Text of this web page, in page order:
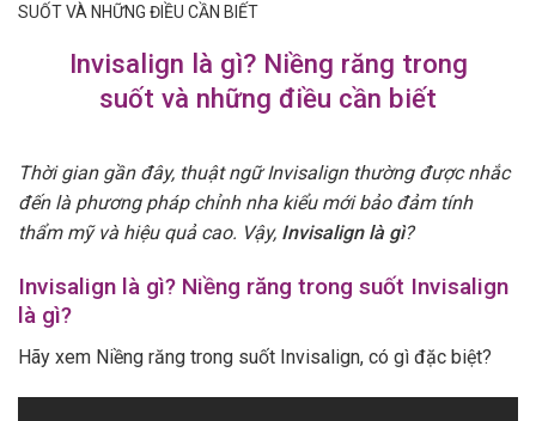
SUỐT VÀ NHỮNG ĐIỀU CẦN BIẾT
Invisalign là gì? Niềng răng trong
suốt và những điều cần biết
Thời gian gần đây, thuật ngữ Invisalign thường được nhắc
đến là phương pháp chỉnh nha kiểu mới bảo đảm tính
thẩm mỹ và hiệu quả cao. Vậy, Invisalign là gì?
Invisalign là gì? Niềng răng trong suốt Invisalign
là gì?
Hãy xem Niềng răng trong suốt Invisalign, có gì đặc biệt?